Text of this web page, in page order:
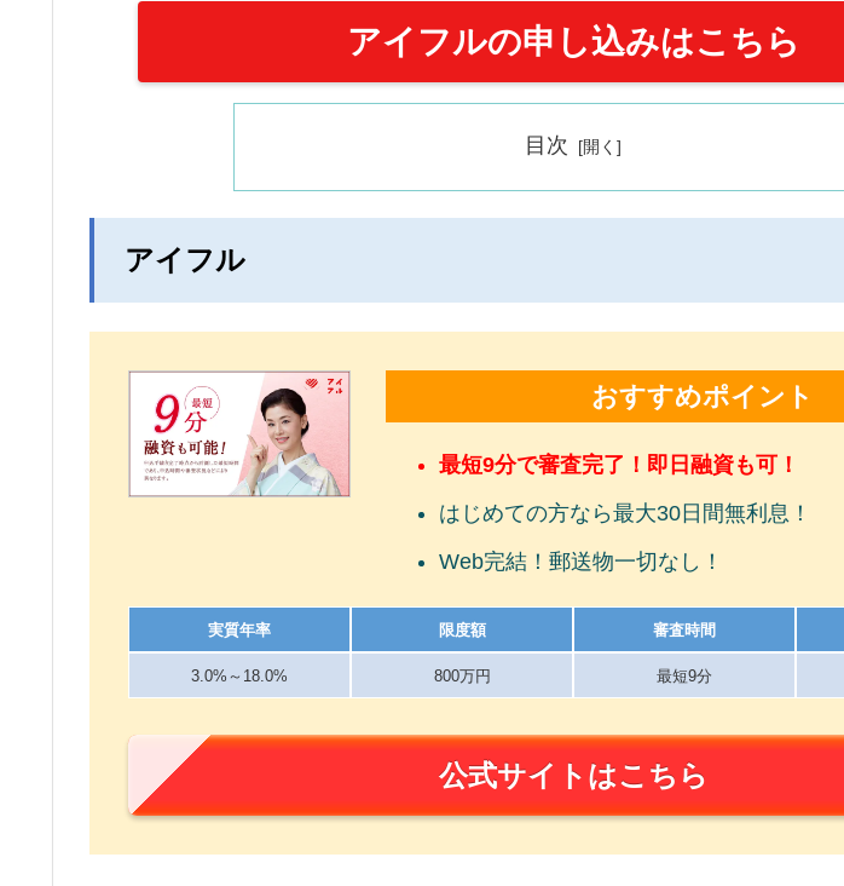
アイフルの申し込みはこちら
目次
アイフル
おすすめポイント
最短9分で審査完了！即日融資も可！
はじめての方なら最大30日間無利息！
Web完結！郵送物一切なし！
実質年率
3.0%～18.0%
限度額
800万円
審査時間
最短9分
公式サイトはこちら